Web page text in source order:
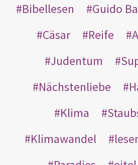
Bibellesen
Guido
Cäsar
Reife
Judentum
Nächstenliebe
Klima
Klimawandel